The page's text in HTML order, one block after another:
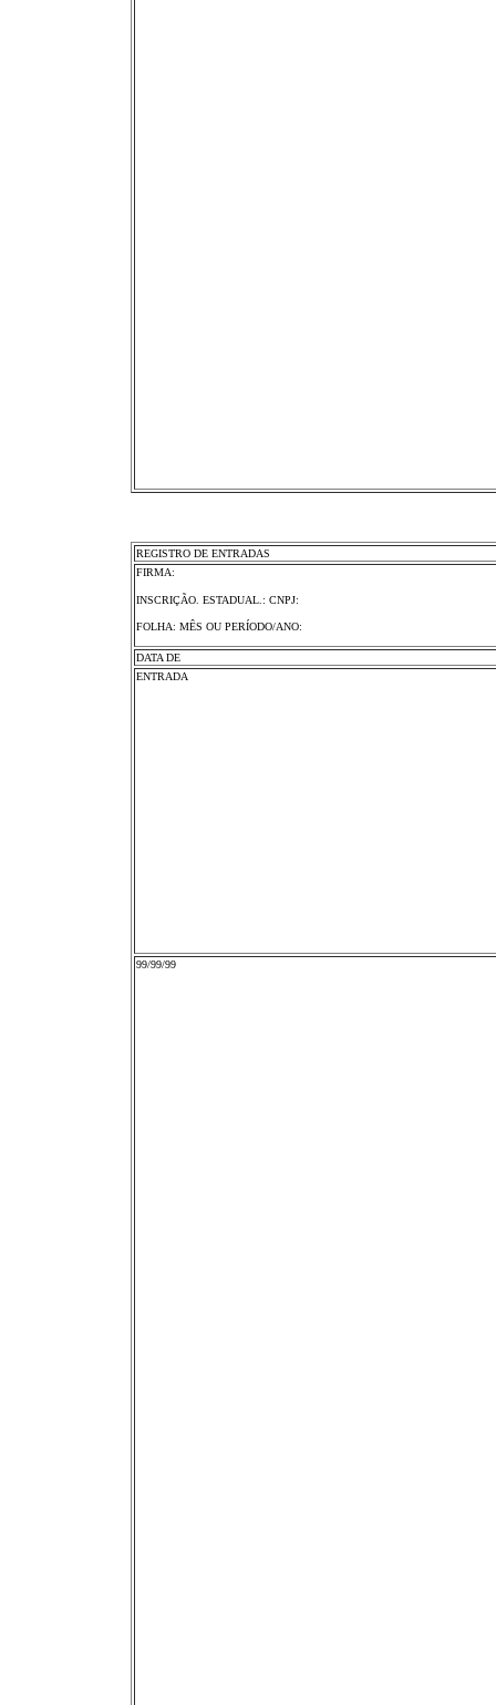
REGISTRO DE ENTRADAS
FIRMA:
INSCRIÇÃO. ESTADUAL.: CNPJ:
FOLHA: MÊS OU PERÍODO/ANO:
DATA DE
ENTRADA
99/99/99